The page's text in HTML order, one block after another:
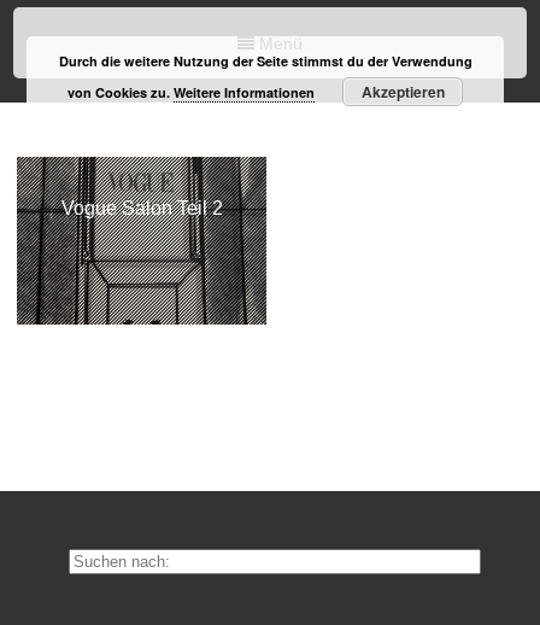
Menü
Vogue Salon Teil 2
Durch die weitere Nutzung der Seite stimmst du der Verwendung
von Cookies zu.Weitere Informationen Akzeptieren